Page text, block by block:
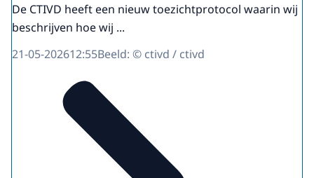
De CTIVD heeft een nieuw toezichtprotocol waarin wij
beschrijven hoe wij ...
21-05-202612:55Beeld: © ctivd / ctivd